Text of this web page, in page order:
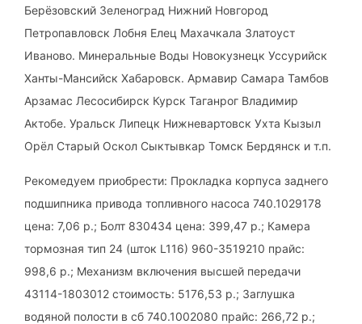
Берёзовский Зеленоград Нижний Новгород
Петропавловск Лобня Елец Махачкала Златоуст
Иваново. Минеральные Воды Новокузнецк Уссурийск
Ханты-Мансийск Хабаровск. Армавир Самара Тамбов
Арзамас Лесосибирск Курск Таганрог Владимир
Актобе. Уральск Липецк Нижневартовск Ухта Кызыл
Орёл Старый Оскол Сыктывкар Томск Бердянск и т.п.
Рекомедуем приобрести: Прокладка корпуса заднего
подшипника привода топливного насоса 740.1029178
цена: 7,06 р.; Болт 830434 цена: 399,47 р.; Камера
тормозная тип 24 (шток L116) 960-3519210 прайс:
998,6 р.; Механизм включения высшей передачи
43114-1803012 стоимость: 5176,53 р.; Заглушка
водяной полости в сб 740.1002080 прайс: 266,72 р.;